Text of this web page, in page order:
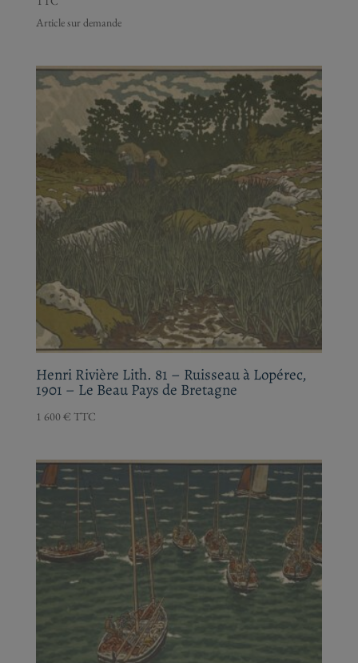
Henri Rivière Lith. 81 – Ruisseau à Lopérec,
1901 – Le Beau Pays de Bretagne
1 600 TTC